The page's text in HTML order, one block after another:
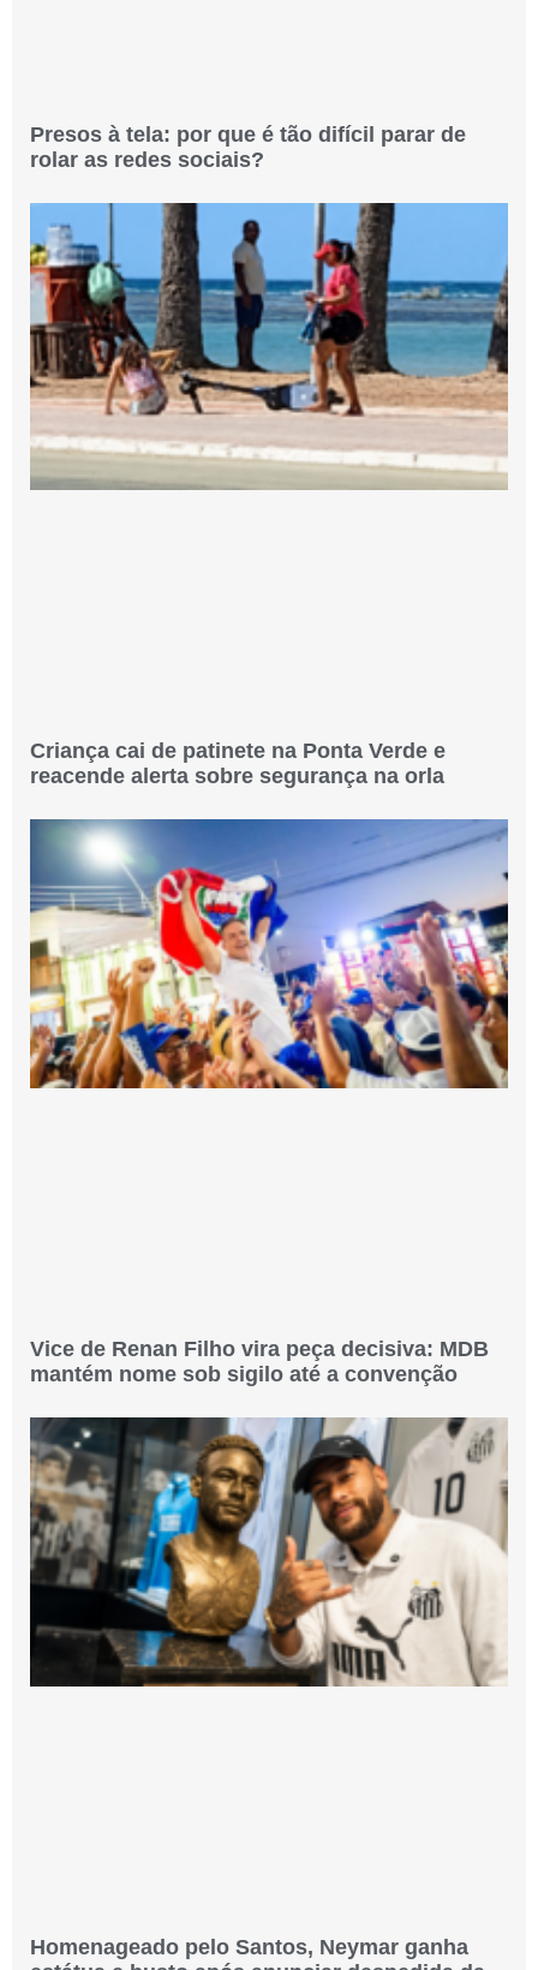
Presos à tela: por que é tão difícil parar de
rolar as redes sociais?
Criança cai de patinete na Ponta Verde e
reacende alerta sobre segurança na orla
Vice de Renan Filho vira peça decisiva: MDB
mantém nome sob sigilo até a convenção
Homenageado pelo Santos, Neymar ganha